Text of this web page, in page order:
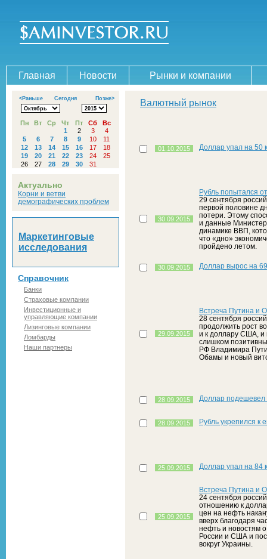
Главная Новости Рынки и компании
<Раньше Сегодня Позже>
Пн Вт Ср Чт Пт Сб
Вс
1
2 3
4
5
6 7 8 9 10
11
12
13 14 15 16 17
18
19
20 21 22 23 24
25
26
27 28 29 30 31
Актуально
Корни и ветви
демографических проблем
Маркетинговые
исследования
Справочник
Банки
Страховые компании
Инвестиционные и
управляющие компании
Лизинговые компании
Ломбарды
Наши партнеры
Валютный рынок
01.10.2015 Доллар упал на 50
30.09.2015
Рубль попытался
29 сентября
первой половине
потери. Этому
и данные
динамике ВВП,
что «дно»
пройдено летом.
30.09.2015 Доллар вырос на
29.09.2015
Встреча Путина и
28 сентября
продолжить рост
и к доллару США, и
слишком
РФ Владимира
Обамы и новый
28.09.2015 Доллар подешевел
28.09.2015 Рубль укрепился к
25.09.2015 Доллар упал на 84
25.09.2015
Встреча Путина и
24 сентября
отношению к
цен на нефть
вверх благодаря
нефть и новостям
России и США и
вокруг Украины.